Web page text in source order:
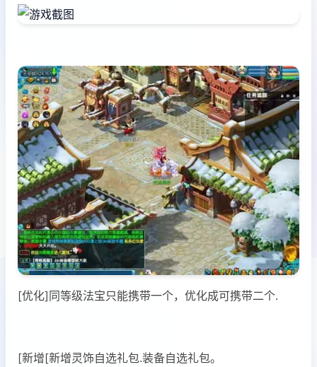
[优化]同等级法宝只能携带一个，优化成可携带二个.
[新增[新增灵饰自选礼包.装备自选礼包。